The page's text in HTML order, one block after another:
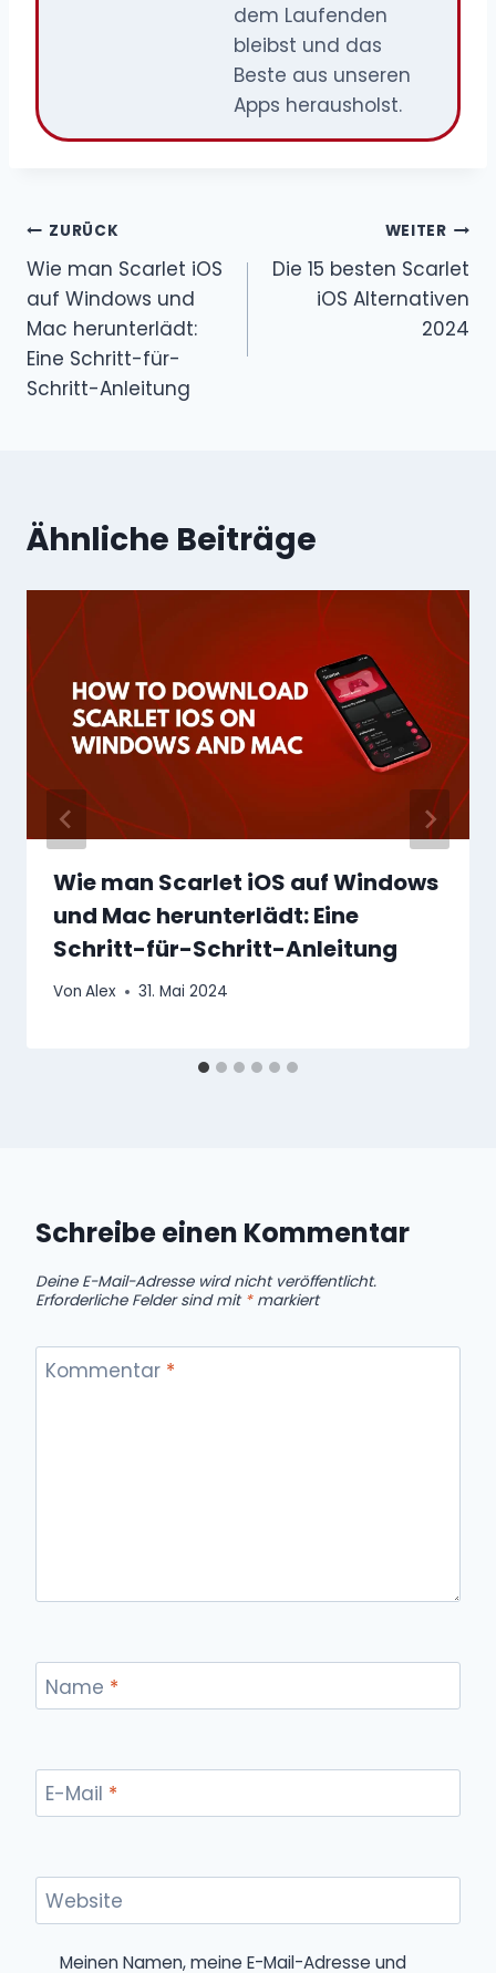
dem Laufenden
bleibst und das
Beste aus unseren
Apps herausholst.
Beitrags-
Navigation
ZURÜCK
Wie man Scarlet iOS
auf Windows und
Mac herunterlädt:
Eine Schritt-für-
Schritt-Anleitung
WEITER
Die 15 besten Scarlet
iOS Alternativen
2024
Ähnliche Beiträge
Wie man Scarlet iOS auf Windows
und Mac herunterlädt: Eine
Schritt-für-Schritt-Anleitung
Von Alex 31. Mai 2024
Schreibe einen Kommentar
Deine E-Mail-Adresse wird nicht veröffentlicht.
Erforderliche Felder sind mit *markiert
Kommentar *
Name *
E-Mail *
Website
Meinen Namen, meine E-Mail-Adresse und